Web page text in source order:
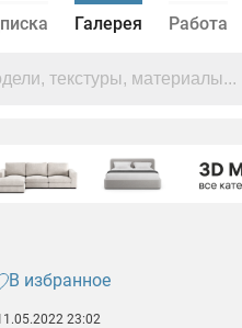
Галерея Работа
В избранное
23:02